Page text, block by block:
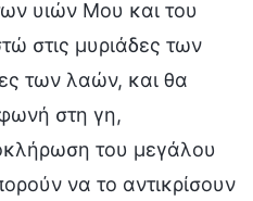
υιών Μου και του
στις μυριάδες των
των λαών, και θα
στη γη,
του μεγάλου
να το αντικρίσουν